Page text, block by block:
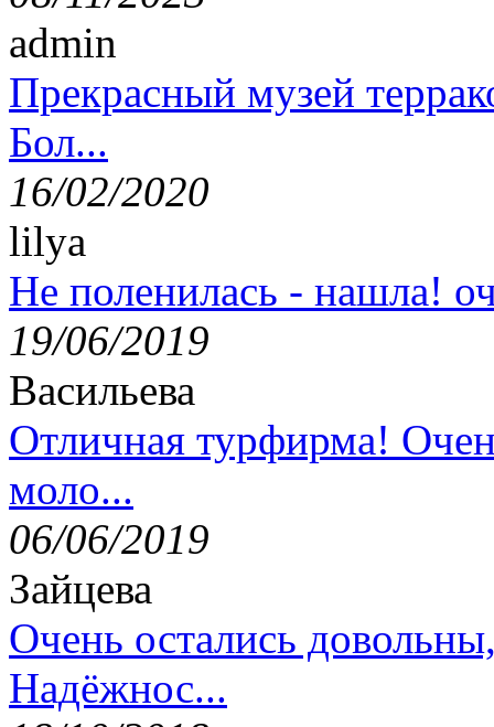
admin
Прекрасный музей
Бол...
16/02/2020
lilya
Не поленилась - нашла!
19/06/2019
Васильева
Отличная турфирма!
моло...
06/06/2019
Зайцева
Очень остались
Надёжнос...